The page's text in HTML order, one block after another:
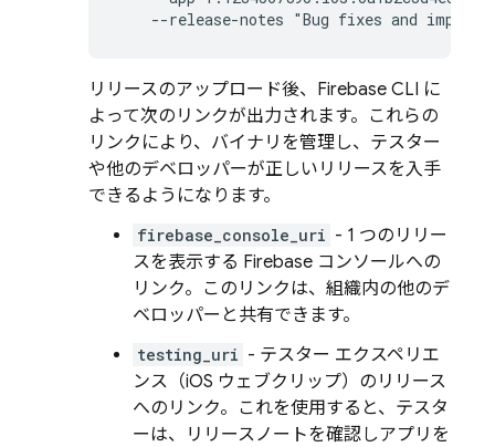
--release-notes "Bug fixes and
リリースのアップロード後、Firebase CLI に
よって次のリンクが出力されます。これらの
リンクにより、バイナリを管理し、テスター
や他のデベロッパーが正しいリリースを入手
できるようになります。
firebase_console_uri - 1 つのリリー
スを表示する Firebase コンソールへの
リンク。このリンクは、組織内の他のデ
ベロッパーと共有できます。
testing_uri - テスター エクスペリエ
ンス（iOS ウェブクリップ）のリリース
へのリンク。これを使用すると、テスタ
ーは、リリースノートを確認しアプリを